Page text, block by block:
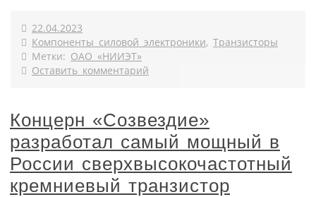
22.04.2023
Компоненты силовой электроники, Транзисторы
Метки: ОАО «НИИЭТ»
Оставить комментарий
Концерн «Созвездие»
разработал самый мощный в
России сверхвысокочастотный
кремниевый транзистор